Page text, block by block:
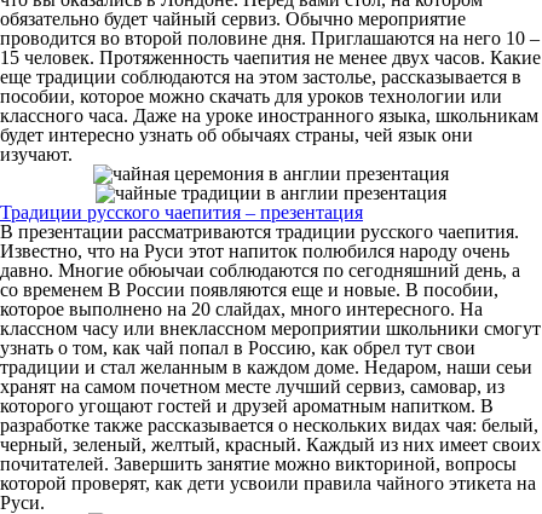
обязательно будет чайный сервиз. Обычно мероприятие
проводится во второй половине дня. Приглашаются на него 10 –
15 человек. Протяженность чаепития не менее двух часов. Какие
еще традиции соблюдаются на этом застолье, рассказывается в
пособии, которое можно скачать для уроков технологии или
классного часа. Даже на уроке иностранного языка, школьникам
будет интересно узнать об обычаях страны, чей язык они
изучают.
Традиции русского чаепития – презентация
В презентации рассматриваются традиции русского чаепития.
Известно, что на Руси этот напиток полюбился народу очень
давно. Многие обюычаи соблюдаются по сегодняшний день, а
со временем В России появляются еще и новые. В пособии,
которое выполнено на 20 слайдах, много интересного. На
классном часу или внеклассном мероприятии школьники смогут
узнать о том, как чай попал в Россию, как обрел тут свои
традиции и стал желанным в каждом доме. Недаром, наши сеьи
хранят на самом почетном месте лучший сервиз, самовар, из
которого угощают гостей и друзей ароматным напитком. В
разработке также рассказывается о нескольких видах чая: белый,
черный, зеленый, желтый, красный. Каждый из них имеет своих
почитателей. Завершить занятие можно викториной, вопросы
которой проверят, как дети усвоили правила чайного этикета на
Руси.